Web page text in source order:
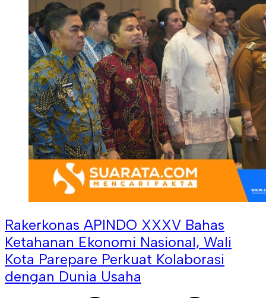
Rakerkonas APINDO XXXV Bahas
Ketahanan Ekonomi Nasional, Wali
Kota Parepare Perkuat Kolaborasi
dengan Dunia Usaha